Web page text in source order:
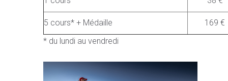
5 cours* + Médaille
169 €
* du lundi au vendredi